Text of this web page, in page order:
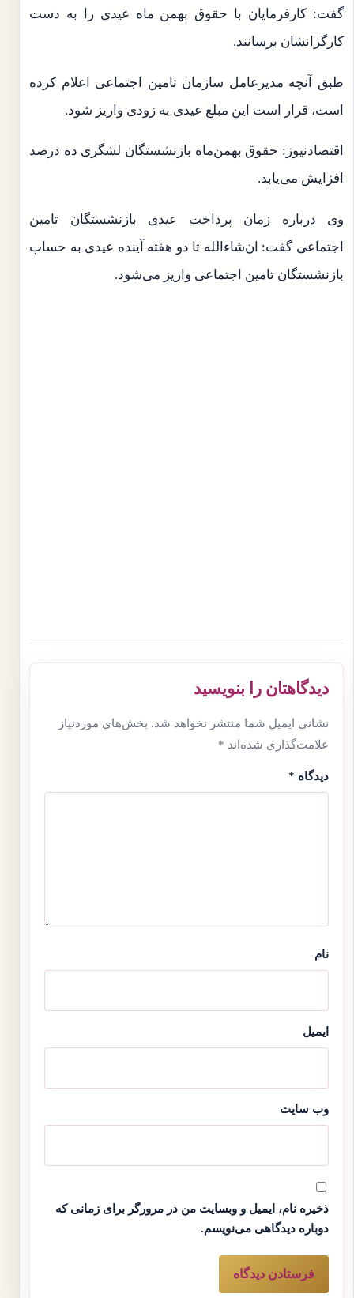
گفت: کارفرمایان با حقوق بهمن ماه عیدی را به دست
کارگرانشان برسانند.
طبق آنچه مدیرعامل سازمان تامین اجتماعی اعلام کرده
است، قرار است این مبلغ عیدی به زودی واریز شود.
اقتصادنیوز: حقوق بهمن‌ماه بازنشستگان لشگری ده درصد
افزایش می‌یابد.
وی درباره زمان پرداخت عیدی بازنشستگان تامین
اجتماعی گفت: ان‌شاءالله تا دو هفته آینده عیدی به حساب
بازنشستگان تامین اجتماعی واریز می‌شود.
دیدگاهتان را بنویسید
نشانی ایمیل شما منتشر نخواهد شد. بخش‌های موردنیاز
علامت‌گذاری شده‌اند *
دیدگاه *
نام
ایمیل
وب‌ سایت
ذخیره نام، ایمیل و وبسایت من در مرورگر برای زمانی که
دوباره دیدگاهی می‌نویسم.